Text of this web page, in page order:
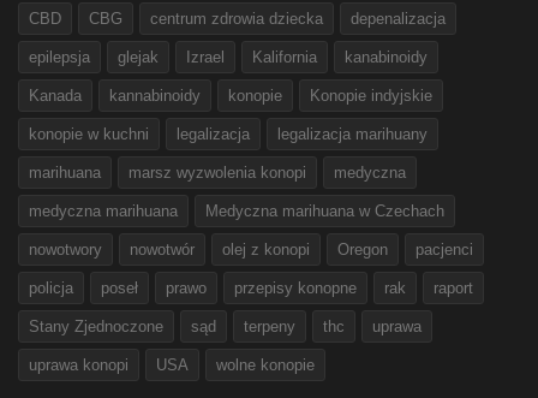
CBD CBG centrum zdrowia dziecka depenalizacja
epilepsja glejak Izrael Kalifornia kanabinoidy
Kanada kannabinoidy konopie Konopie indyjskie
konopie w kuchni legalizacja legalizacja marihuany
marihuana marsz wyzwolenia konopi medyczna
medyczna marihuana Medyczna marihuana w Czechach
nowotwory nowotwór olej z konopi Oregon pacjenci
policja poseł prawo przepisy konopne rak raport
Stany Zjednoczone sąd terpeny thc uprawa
uprawa konopi USA wolne konopie